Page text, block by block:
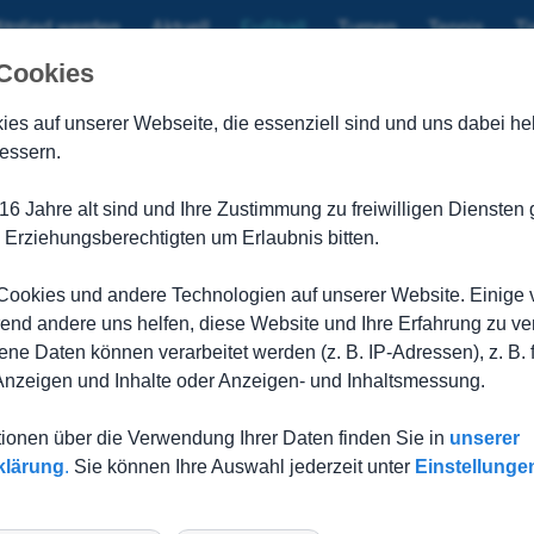
werden Aktuell Fußball Turnen Tennis
Tabellenführer
0 – 1
die u. a. noch im Pokal vertreten sind, zeigen unsere
kam gegen uns immer wieder ins Straucheln.
wir die Gäste vor unlösbare Aufgaben, erspielten uns
so oft, uns fehlen die echten Torjäger. So ließen wir
muss, der Gegner machte aus seinen nicht vorhandenen
um Yunis Bareiß, David Beyerbach und Paul Wanner
und Marvin Schmidt räumten im Mittelfeld auf und auch
Sorg, Olivier Marchal oder Marius Jauch, eine ihrer
Gegentor. Das hätten wir an diesem Tag mit etwas
Paul Wanner, Jul Lührs, Marvin Schmidt, Lukas
auf unserer Webseite, die essenziell sind und uns dabei
Jahre alt sind und Ihre Zustimmung zu freiwilligen Diensten
um Erlaubnis bitten.
und andere Technologien auf unserer Website. Einige
andere uns helfen, diese Website und Ihre Erfahrung zu
Daten können verarbeitet werden (z. B. IP-Adressen), z. B.
und Inhalte oder Anzeigen- und Inhaltsmessung.
über die Verwendung Ihrer Daten finden Sie in unserer
. Sie können Ihre Auswahl jederzeit unter